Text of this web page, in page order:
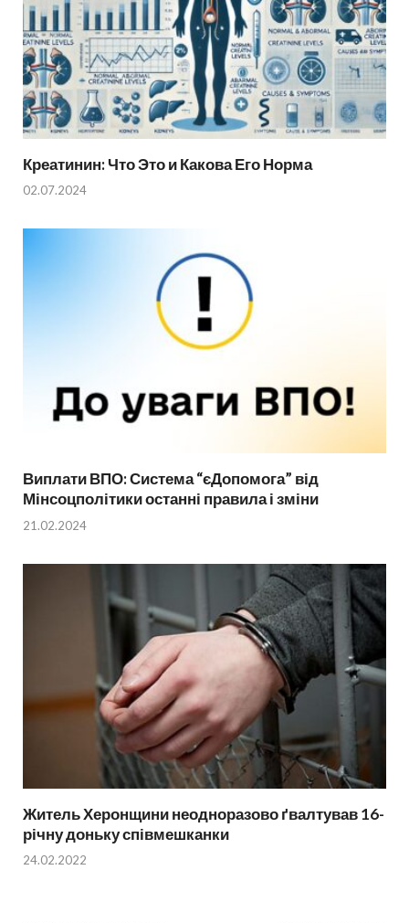
Креатинин: Что Это и Какова Его Норма
02.07.2024
Виплати ВПО: Система “єДопомога” від
Мінсоцполітики останні правила і зміни
21.02.2024
Житель Херонщини неодноразово ґвалтував 16-
річну доньку співмешканки
24.02.2022